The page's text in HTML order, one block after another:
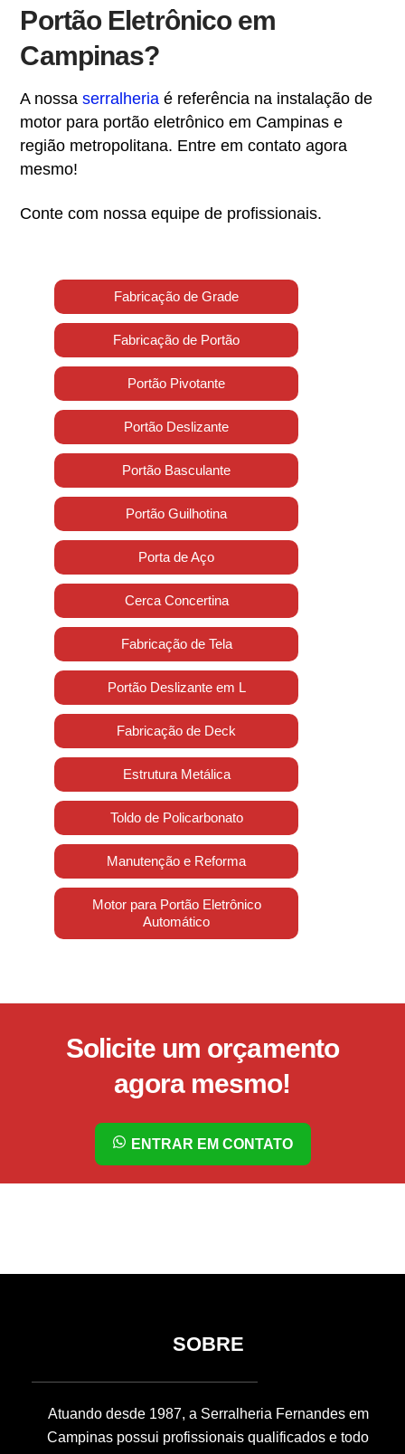
Portão Eletrônico em
Campinas?
A nossaserralheria é referência na instalação de
motor para portão eletrônico em Campinas e
região metropolitana. Entre em contato agora
mesmo!
Conte com nossa equipe de profissionais.
Fabricação de Grade
Fabricação de Portão
Portão Pivotante
Portão Deslizante
Portão Basculante
Portão Guilhotina
Porta de Aço
Cerca Concertina
Fabricação de Tela
Portão Deslizante em L
Fabricação de Deck
Estrutura Metálica
Toldo de Policarbonato
Manutenção e Reforma
Motor para Portão Eletrônico
Automático
Solicite um orçamento
agora mesmo!
ENTRAR EM CONTATO
SOBRE
Atuando desde 1987, a Serralheria Fernandes em
Campinas possui profissionais qualificados e todo